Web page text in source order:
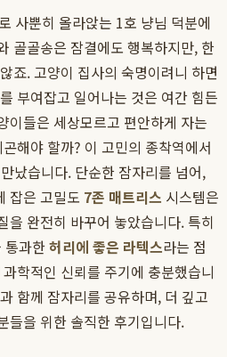
사뿐히 올라앉는 1호 냥님 덕분에
골골송은 잠결에도 행복하지만, 한
죠. 고양이 집사의 숙명이려니 하면
부여잡고 일어나는 것은 여간 힘든
이들은 세상모르고 편안하게 자는
해야 할까? 이 고민의 종착역에서
났습니다. 단순한 잠자리를 넘어,
잡은 고밀도 7존 매트리스 시스템은
을 완전히 바꾸어 놓았습니다. 특히
통과한허리에 좋은 라텍스라는 점
학적인 신뢰를 주기에 충분했습니
함께 잠자리를 공유하며, 더 깊고
들을 위한 솔직한 후기입니다.